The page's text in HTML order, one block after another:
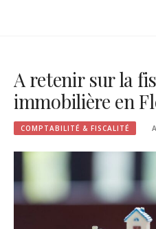
A retenir sur la
immobilière en
COMPTABILITÉ & FISCALITÉ